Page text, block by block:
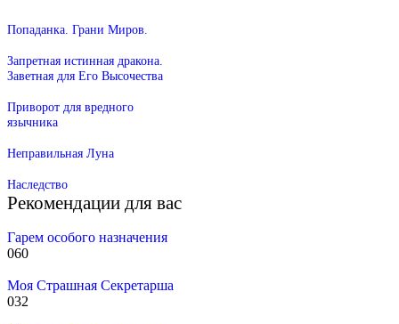
Попаданка. Грани Миров.
Запретная истинная дракона.
Заветная для Его Высочества
Приворот для вредного
язычника
Неправильная Луна
Наследство
Рекомендации для вас
Гарем особого назначения
060
Моя Страшная Секретарша
032